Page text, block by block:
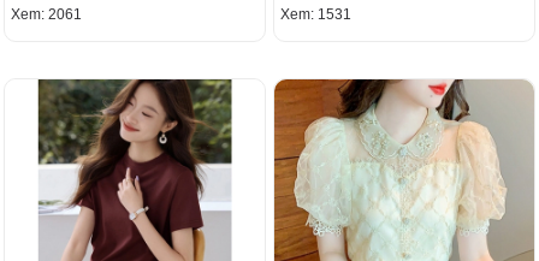
lịch.
Xem: 2061 Xem: 1531